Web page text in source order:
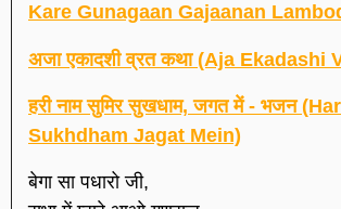
Kare Gunagaan Gajaanan
अजा एकादशी व्रत कथा (Aja Ekadashi
हरी नाम सुमिर सुखधाम, जगत में - भजन
Sukhdham Jagat Mein)
बेगा सा पधारो जी,